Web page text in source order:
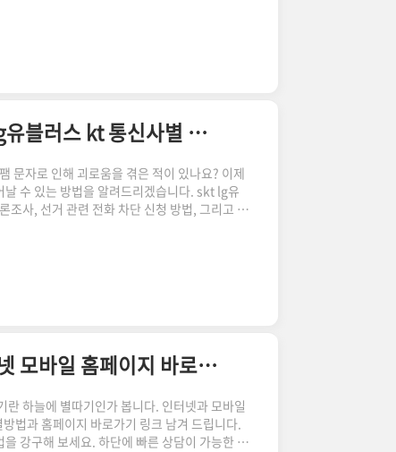
청년우대형 주택청약종합저축에 가입한 사
니다. 다만, 기존 ‘주택청약종합저축’이 당첨
주택청약종합저축에 가입한 사람은 별도 신
여론조사 전화 및 스팸 문자 차단 신청하기 skt lg유블러스 kt 통신사별 차단 키워드 등록 방법
문자로 인해 괴로움을 겪은 적이 있나요? 이제
수 있는 방법을 알려드리겠습니다. skt lg유
조사, 선거 관련 전화 차단 신청 방법, 그리고 원
각보다 쉽게 차단할 수 있습니다. 여러분이 사
의 신청으로 여론조사 전화가 차단됩니다. LG
로 전화하..
KT 고객센터 상담시간 빠른 연결 전화번호 인터넷 모바일 홈페이지 바로가기
하늘에 별따기인가 봅니다. 인터넷과 모바일
법과 홈페이지 바로가기 링크 남겨 드립니다.
강구해 보세요. 하단에 빠른 상담이 가능한 서